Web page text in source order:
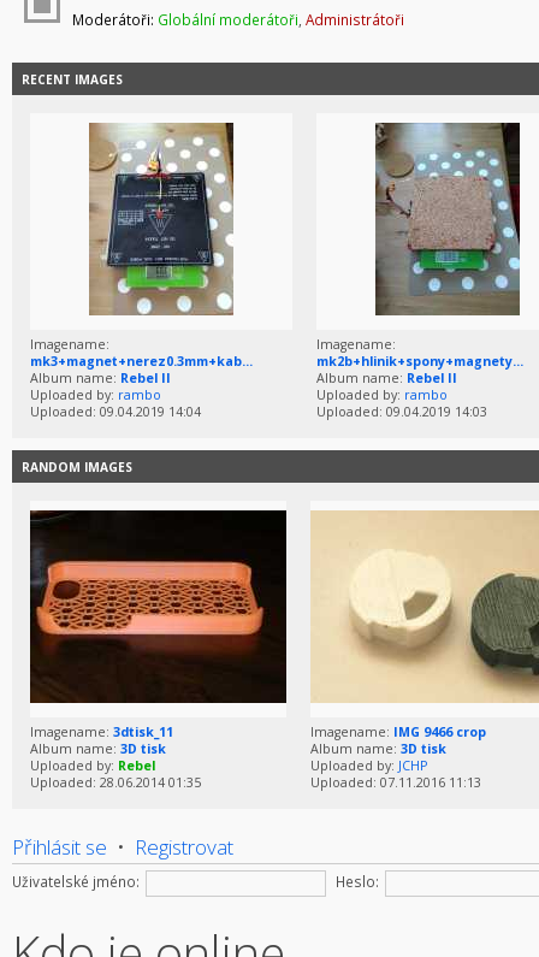
Moderátoři: Globální moderátoři Administrátoři
RECENT IMAGES
Imagename:
mk3+magnet+nerez0.3mm+kab...
Album name: Rebel II
Uploaded by: rambo
Uploaded: 09.04.2019 14:04
Imagename:
mk2b+hlinik+spony+magnety...
Album name: Rebel II
Uploaded by: rambo
Uploaded: 09.04.2019 14:03
RANDOM IMAGES
Imagename: 3dtisk_11
Album name: 3D tisk
Uploaded by: Rebel
Uploaded: 28.06.2014 01:35
Imagename: IMG 9466 crop
Album name: 3D tisk
Uploaded by: JCHP
Uploaded: 07.11.2016 11:13
Přihlásit se • Registrovat
Uživatelské jméno: Heslo: